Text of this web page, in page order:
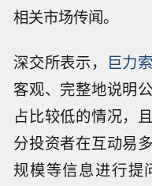
相关市场传闻。
深交所表示， 巨力
客观、完整地说明
占比较低的情况，
分投资者在互动易
规模等信息进行提